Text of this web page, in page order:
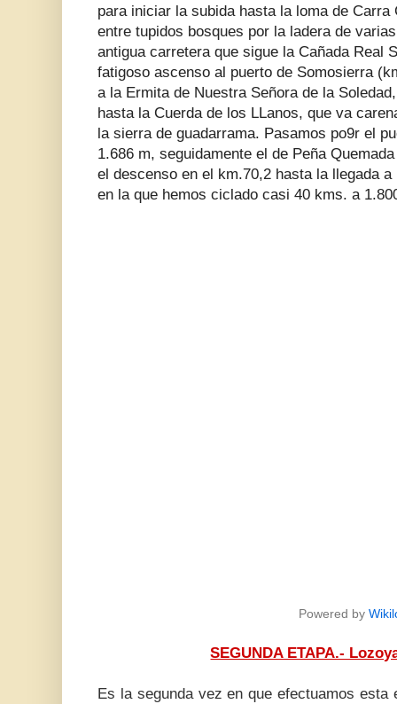
para iniciar la subida hasta la loma de Carra
entre tupidos bosques por la ladera de
antigua carretera que sigue la Cañada Real
fatigoso ascenso al puerto de Somosierra
a la Ermita de Nuestra Señora de la
hasta la Cuerda de los LLanos, que va
la sierra de guadarrama. Pasamos po9r el
1.686 m, seguidamente el de Peña
el descenso en el km.70,2 hasta la llegada
en la que hemos ciclado casi 40 kms. a
Powered by
SEGUNDA ETAPA.-
Es la segunda vez en que efectuamos esta